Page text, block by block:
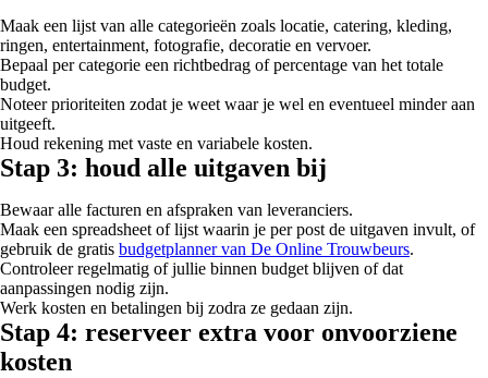
Maak een lijst van alle categorieën zoals locatie, catering, kleding,
ringen, entertainment, fotografie, decoratie en vervoer.
Bepaal per categorie een richtbedrag of percentage van het totale
budget.
Noteer prioriteiten zodat je weet waar je wel en eventueel minder aan
uitgeeft.
Houd rekening met vaste en variabele kosten.
Stap 3: houd alle uitgaven bij
Bewaar alle facturen en afspraken van leveranciers.
Maak een spreadsheet of lijst waarin je per post de uitgaven invult, of
gebruik de gratis budgetplanner van De Online Trouwbeurs.
Controleer regelmatig of jullie binnen budget blijven of dat
aanpassingen nodig zijn.
Werk kosten en betalingen bij zodra ze gedaan zijn.
Stap 4: reserveer extra voor onvoorziene
kosten